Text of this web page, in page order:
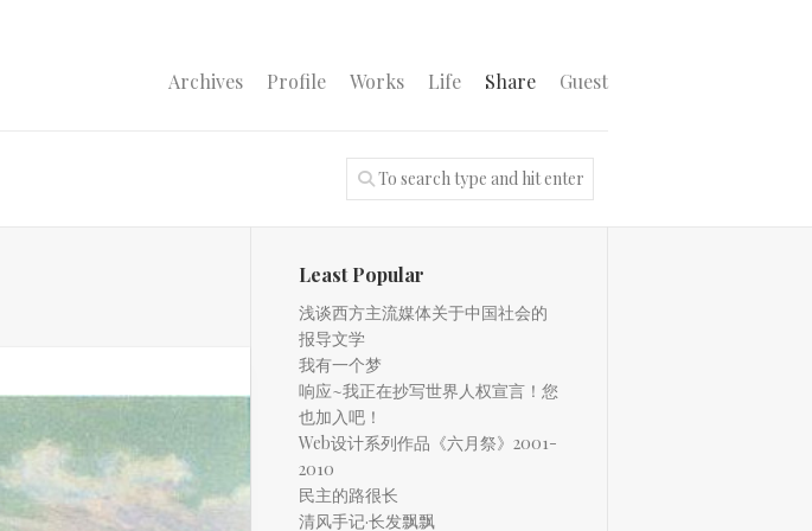
Archives Profile Works Life Share Guest
Least Popular
浅谈西方主流媒体关于中国社会的
报导文学
我有一个梦
响应~我正在抄写世界人权宣言！您
也加入吧！
Web设计系列作品《六月祭》2001-
2010
民主的路很长
清风手记·长发飘飘